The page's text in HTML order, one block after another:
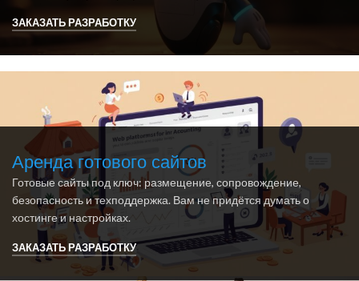
ЗАКАЗАТЬ РАЗРАБОТКУ
Аренда готового сайтов
Готовые сайты под ключ: размещение, сопровождение,
безопасность и техподдержка. Вам не придётся думать о
хостинге и настройках.
ЗАКАЗАТЬ РАЗРАБОТКУ